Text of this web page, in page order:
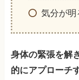
気分が明
身体の緊張を解
的にアプローチ